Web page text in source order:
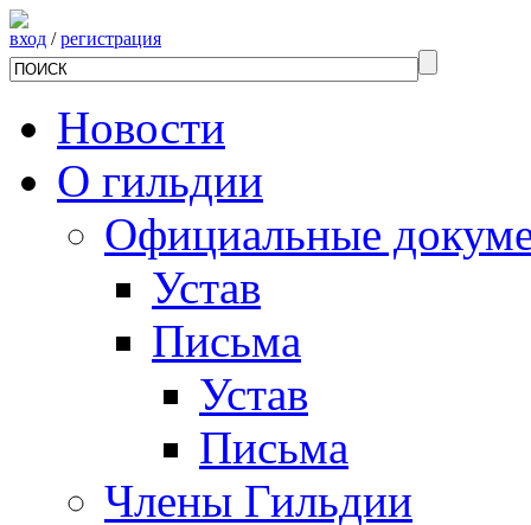
вход /регистрация
Новости
О гильдии
Официальные
Устав
Письма
Устав
Письма
Члены Гильдии